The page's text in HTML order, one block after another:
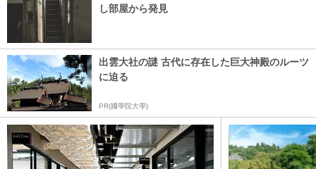
し部屋から発見
出雲大社の謎 古代に存在した巨大神殿のルーツ
に迫る
PR(國學院大學)